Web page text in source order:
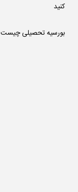
کنید
بورسیه تحصیلی چیست